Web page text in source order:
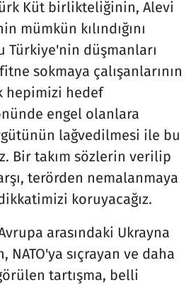
Küt birlikteliğinin, Alevi
mümkün kılındığını
Türkiye'nin düşmanları
sokmaya çalışanlarının
hepimizi hedef
engel olanlara
lağvedilmesi ile bu
Bir takım sözlerin verilip
terörden nemalanmaya
koruyacağız.
arasındaki Ukrayna
NATO'ya sıçrayan ve daha
tartışma, belli